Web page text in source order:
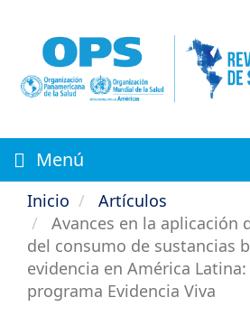
contenido
principal
Menú
Inicio
Artículos
Avances en la aplicación
del consumo de sustancias
evidencia en América
programa Evidencia Viva